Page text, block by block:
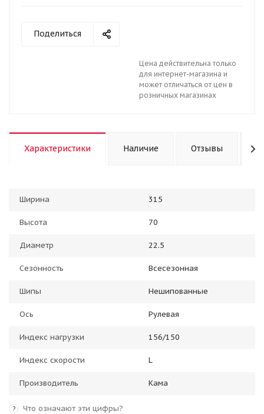
Поделиться
Цена действительна только
для интернет-магазина и
может отличаться от цен в
розничных магазинах
Характеристики Наличие Отзывы
Ширина 315
Высота 70
Диаметр 22.5
Сезонность Всесезонная
Шипы Нешипованные
Ось Рулевая
Индекс нагрузки 156/150
Индекс скорости L
Производитель Кама
? Что означают эти цифры?